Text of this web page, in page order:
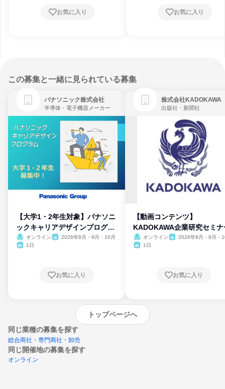
お気に入り お気に入り
この募集と一緒に見られている募集
パナソニック株式会社
半導体・電子機器メーカー
【大学1・2年生対象】パナソニ
ックキャリアデザインプログラ
ム
オンライン
2026年8月・9月・10月
1日
お気に入り
株式会社KADOKAWA
出版社・新聞社
【動画コンテンツ】
KADOKAWA企業研究セミナ
オンライン
2026年8月・9月・
1日
お気に入り
トップページへ
同じ業種の募集を探す
総合商社・専門商社・卸売
同じ開催地の募集を探す
オンライン